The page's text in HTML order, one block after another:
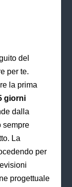
del
per te.
la prima
giorni
dalla
sempre
La
per
progettuale